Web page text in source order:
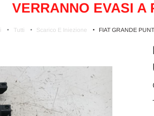
VERRANNO EVASI A
Tutti Scarico E Iniezione FIAT GRANDE